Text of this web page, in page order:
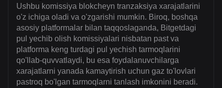
Ushbu komissiya blokcheyn tranzaksiya xarajatlarini
o'z ichiga oladi va o'zgarishi mumkin. Biroq, boshqa
asosiy platformalar bilan taqqoslaganda, Bitgetdagi
pul yechib olish komissiyalari nisbatan past va
platforma keng turdagi pul yechish tarmoqlarini
qo'llab-quvvatlaydi, bu esa foydalanuvchilarga
xarajatlarni yanada kamaytirish uchun gaz to'lovlari
pastroq bo'lgan tarmoqlarni tanlash imkonini beradi.